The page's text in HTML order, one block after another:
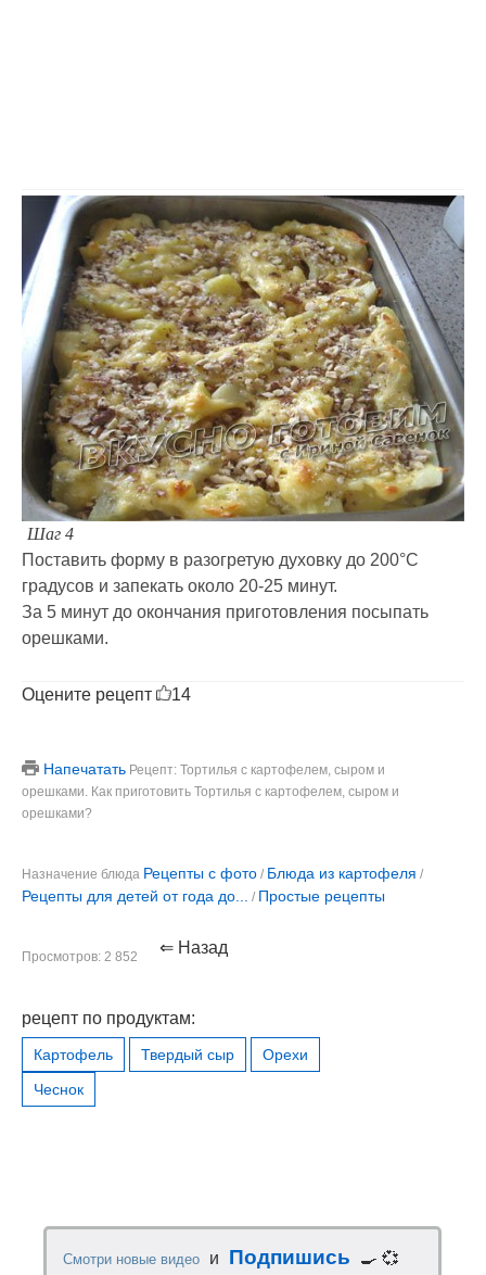
Шаг 4
Поставить форму в разогретую духовку до 200°C
градусов и запекать около 20-25 минут.
За 5 минут до окончания приготовления посыпать
орешками.
Оцените рецепт 14
Напечатать Рецепт: Тортилья с картофелем, сыром и
орешками. Как приготовить Тортилья с картофелем, сыром и
орешками?
Назначение блюда Рецепты с фото / Блюда из картофеля /
Рецепты для детей от года до... / Простые рецепты
Просмотров: 2 852 ⇐ Назад
рецепт по продуктам:
Картофель Твердый сыр
Орехи
Чеснок
Смотри новые видео и Подпишись
🍳 💞